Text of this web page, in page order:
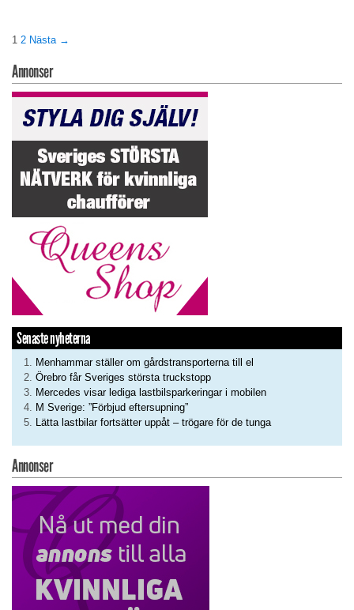
1 2 Nästa →
Annonser
Senaste nyheterna
Menhammar ställer om gårdstransporterna till el
Örebro får Sveriges största truckstopp
Mercedes visar lediga lastbilsparkeringar i mobilen
M Sverige: ”Förbjud eftersupning”
Lätta lastbilar fortsätter uppåt – trögare för de tunga
Annonser